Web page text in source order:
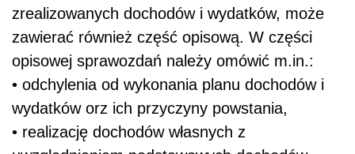
zrealizowanych dochodów i wydatków, może
zawierać również część opisową. W części
opisowej sprawozdań należy omówić m.in.:
• odchylenia od wykonania planu dochodów i
wydatków orz ich przyczyny powstania,
• realizację dochodów własnych z